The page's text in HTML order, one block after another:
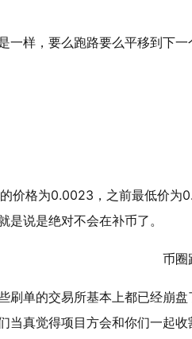
一样，要么跑路要么平移到下一
价格为0.0023，之前最低价为
是说是绝对不会在补币了。
刷单的交易所基本上都已经崩
当真觉得项目方会和你们一起